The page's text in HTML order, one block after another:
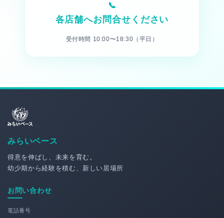
各店舗へお問合せください
受付時間 10:00〜18:30（平日）
みらいベース
得意を伸ばし、未来を育む。
幼少期から経験を積む、新しい居場所
お問い合わせ
電話番号